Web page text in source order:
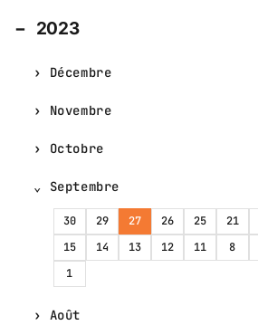
2023
Décembre
Novembre
Octobre
Septembre
30 29 27 26 25 21
15
14 13 12 11 8
1
Août